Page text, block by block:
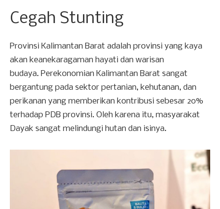
Cegah Stunting
Provinsi Kalimantan Barat adalah provinsi yang kaya
akan keanekaragaman hayati dan warisan
budaya. Perekonomian Kalimantan Barat sangat
bergantung pada sektor pertanian, kehutanan, dan
perikanan yang memberikan kontribusi sebesar 20%
terhadap PDB provinsi. Oleh karena itu, masyarakat
Dayak sangat melindungi hutan dan isinya.